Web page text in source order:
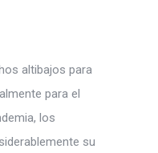
altibajos para
para el
los
su